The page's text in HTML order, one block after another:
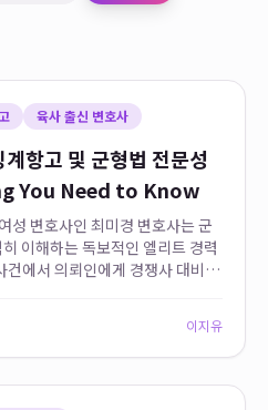
육사 출신 변호사
항고 및 군형법 전문성
You Need to Know
성 변호사인 최미경 변호사는 군
이해하는 독보적인 엘리트 경력
에서 의뢰인에게 경쟁사 대비 신
이지유